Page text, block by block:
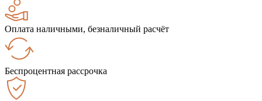
Оплата наличными, безналичный расчёт
Беспроцентная рассрочка